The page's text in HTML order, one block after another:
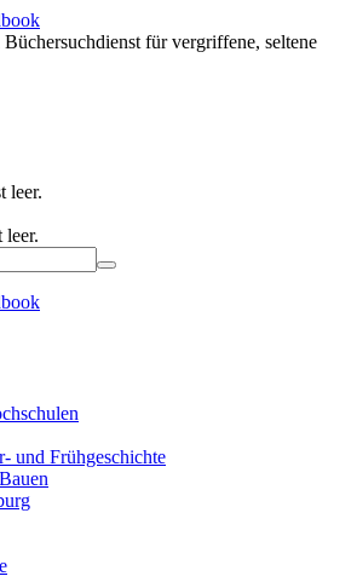
für vergriffene, seltene
leer.
leer.
und Frühgeschichte